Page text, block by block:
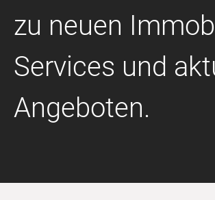
zu neuen
Services und
Angeboten.